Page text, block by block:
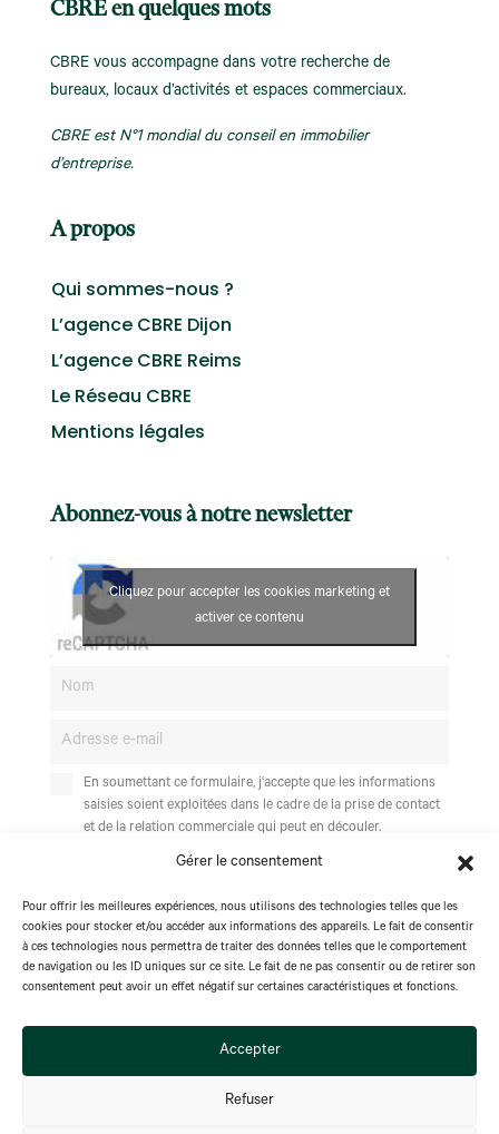
Gérer le consentement
Pour offrir les meilleures expériences, nous utilisons des technologies telles que les
cookies pour stocker et/ou accéder aux informations des appareils. Le fait de consentir
à ces technologies nous permettra de traiter des données telles que le comportement
de navigation ou les ID uniques sur ce site. Le fait de ne pas consentir ou de retirer son
consentement peut avoir un effet négatif sur certaines caractéristiques et fonctions.
Accepter
Refuser
CBRE en quelques mots
CBRE vous accompagne dans votre recherche de
bureaux, locaux d’activités et espaces commerciaux.
CBRE est N°1 mondial du conseil en immobilier
d’entreprise.
A propos
Qui sommes-nous ?
L’agence CBRE Dijon
L’agence CBRE Reims
Le Réseau CBRE
Mentions légales
Abonnez-vous à notre newsletter
Cliquez pour accepter les cookies marketing et
activer ce contenu
En soumettant ce formulaire, j'accepte que les informations
saisies soient exploitées dans le cadre de la prise de contact
et de la relation commerciale qui peut en découler.
Pour connaître et exercer vos droits, notamment de votre retrait de
veuillez consulter notrepolitique de confidentialité.
S'abonner